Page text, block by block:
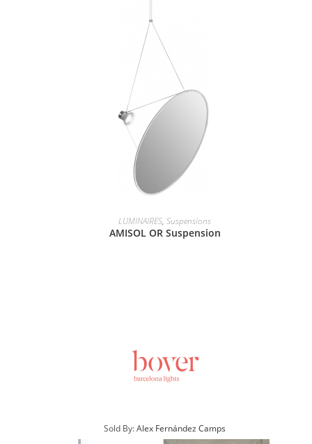
LUMINAIRES, Suspensions
AMISOL OR Suspension
Sold By:Alex Fernández Camps